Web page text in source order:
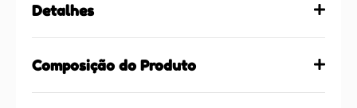
Detalhes
Composição do Produto